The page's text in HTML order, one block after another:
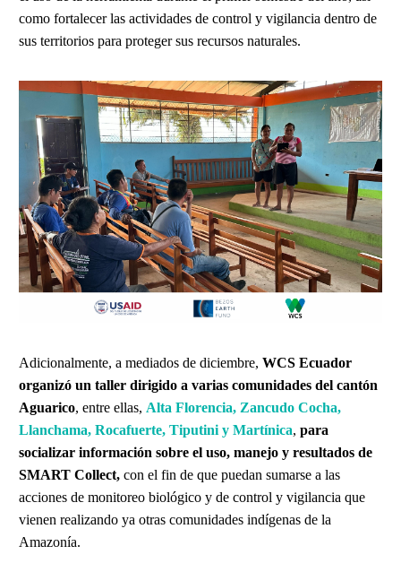
como fortalecer las actividades de control y vigilancia dentro de
sus territorios para proteger sus recursos naturales.
Adicionalmente, a mediados de diciembre, WCS Ecuador
organizó un taller dirigido a varias comunidades del cantón
Aguarico, entre ellas, Alta Florencia, Zancudo Cocha,
Llanchama, Rocafuerte, Tiputini y Martínica, para
socializar información sobre el uso, manejo y resultados de
SMART Collect, con el fin de que puedan sumarse a las
acciones de monitoreo biológico y de control y vigilancia que
vienen realizando ya otras comunidades indígenas de la
Amazonía.